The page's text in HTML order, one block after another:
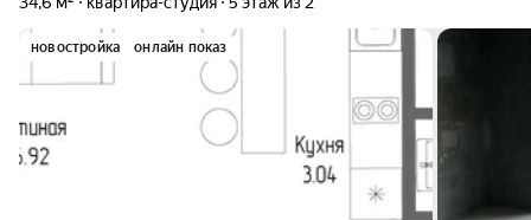
новостройка онлайн показ